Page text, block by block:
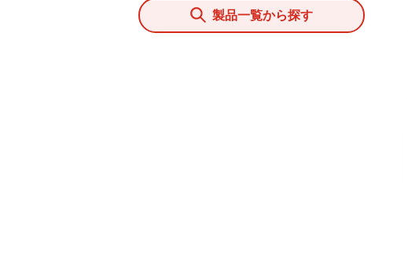
製品一覧から探す